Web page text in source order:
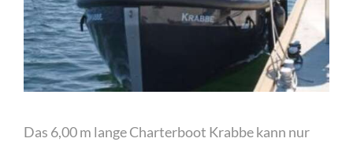
Das 6,00 m lange Charterboot Krabbe kann nur